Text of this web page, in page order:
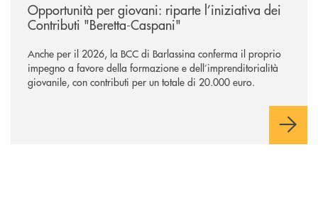
Opportunità per giovani: riparte l’iniziativa dei
Contributi "Beretta-Caspani"
Anche per il 2026, la BCC di Barlassina conferma il proprio
impegno a favore della formazione e dell’imprenditorialità
giovanile, con contributi per un totale di 20.000 euro.